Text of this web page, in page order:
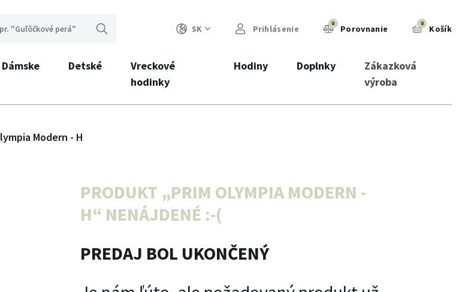
SK Prihlásenie 0 Porovnanie 0 Košík
Dámske Detské
Vreckové
hodinky
Hodiny Doplnky
Zákazková
výroba
Modern - H
PRODUKT „PRIM OLYMPIA MODERN -
H“ NENÁJDENÉ :-(
PREDAJ BOL UKONČENÝ